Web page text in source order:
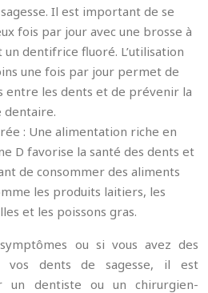
Il est important de se
fois par jour avec une brosse à
dentifrice fluoré. L’utilisation
une fois par jour permet de
entre les dents et de prévenir la
dentaire.
: Une alimentation riche en
D favorise la santé des dents et
de consommer des aliments
les produits laitiers, les
et les poissons gras.
ou si vous avez des
vos dents de sagesse, il est
un dentiste ou un chirurgien-